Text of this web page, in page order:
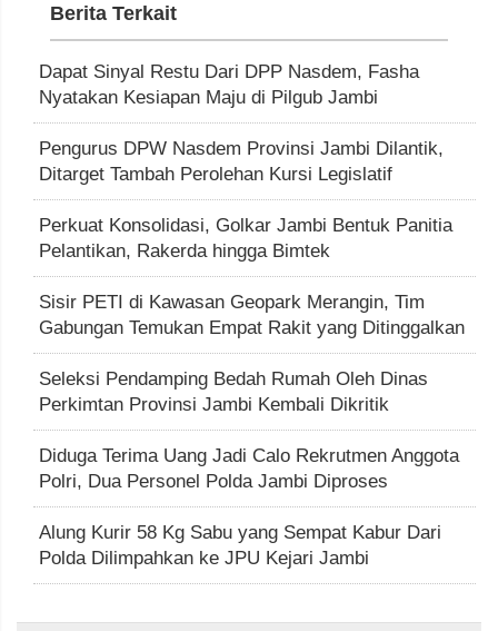
Berita Terkait
Dapat Sinyal Restu Dari DPP Nasdem, Fasha
Nyatakan Kesiapan Maju di Pilgub Jambi
Pengurus DPW Nasdem Provinsi Jambi Dilantik,
Ditarget Tambah Perolehan Kursi Legislatif
Perkuat Konsolidasi, Golkar Jambi Bentuk Panitia
Pelantikan, Rakerda hingga Bimtek
Sisir PETI di Kawasan Geopark Merangin, Tim
Gabungan Temukan Empat Rakit yang Ditinggalkan
Seleksi Pendamping Bedah Rumah Oleh Dinas
Perkimtan Provinsi Jambi Kembali Dikritik
Diduga Terima Uang Jadi Calo Rekrutmen Anggota
Polri, Dua Personel Polda Jambi Diproses
Alung Kurir 58 Kg Sabu yang Sempat Kabur Dari
Polda Dilimpahkan ke JPU Kejari Jambi